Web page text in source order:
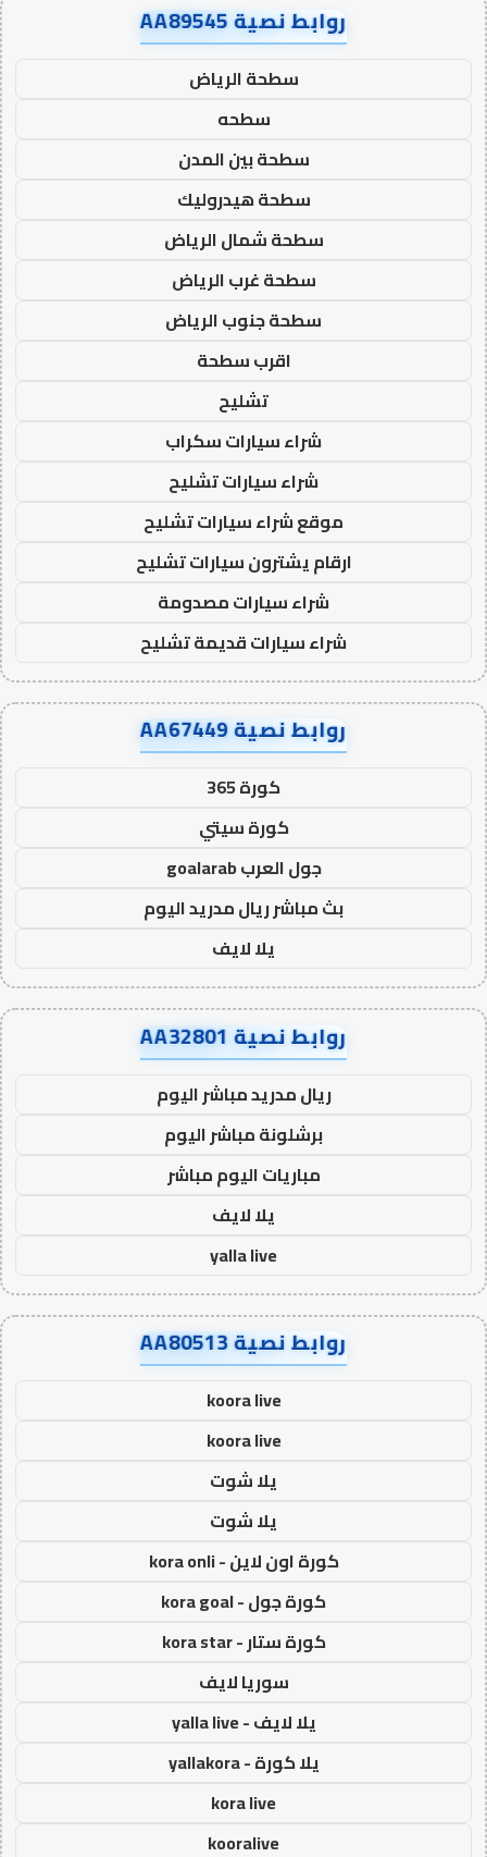
روابط نصية AA89545
سطحة الرياض
سطحه
سطحة بين المدن
سطحة هيدروليك
سطحة شمال الرياض
سطحة غرب الرياض
سطحة جنوب الرياض
اقرب سطحة
تشليح
شراء سيارات سكراب
شراء سيارات تشليح
موقع شراء سيارات تشليح
ارقام يشترون سيارات تشليح
شراء سيارات مصدومة
شراء سيارات قديمة تشليح
روابط نصية AA67449
كورة 365
كورة سيتي
جول العرب goalarab
بث مباشر ريال مدريد اليوم
يلا لايف
روابط نصية AA32801
ريال مدريد مباشر اليوم
برشلونة مباشر اليوم
مباريات اليوم مباشر
يلا لايف
yalla live
روابط نصية AA80513
koora live
koora live
يلا شوت
يلا شوت
كورة اون لاين - kora onli
كورة جول - kora goal
كورة ستار - kora star
سوريا لايف
يلا لايف - yalla live
يلا كورة - yallakora
kora live
kooralive